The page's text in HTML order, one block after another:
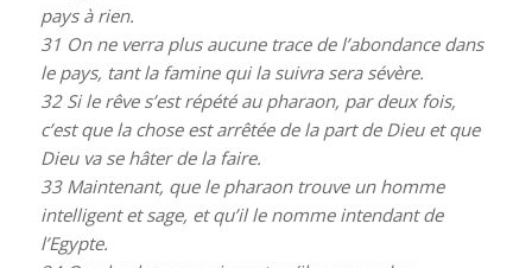
pays à rien.
31 On ne verra plus aucune trace de l’abondance dans
le pays, tant la famine qui la suivra sera sévère.
32 Si le rêve s’est répété au pharaon, par deux fois,
c’est que la chose est arrêtée de la part de Dieu et que
Dieu va se hâter de la faire.
33 Maintenant, que le pharaon trouve un homme
intelligent et sage, et qu’il le nomme intendant de
l’Egypte.